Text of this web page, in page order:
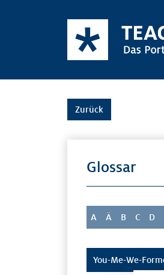
Zurück
Glossar
A Ä B C D
You-Me-We-